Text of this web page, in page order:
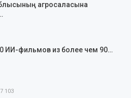
агросаласына
ИИ-фильмов из более чем 90…
103